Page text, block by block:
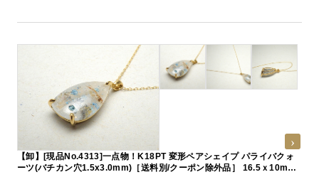
【卸】[現品No.4313]一点物！K18PT 変形ペアシェイプ パライバクォ
ーツ(バチカン穴1.5x3.0mm)［送料別/クーポン除外品］ 16.5ｘ10mm